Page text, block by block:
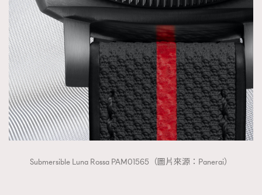
Submersible Luna Rossa PAM01565（圖片來源：Panerai）